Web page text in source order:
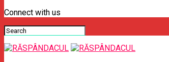
Connect with us